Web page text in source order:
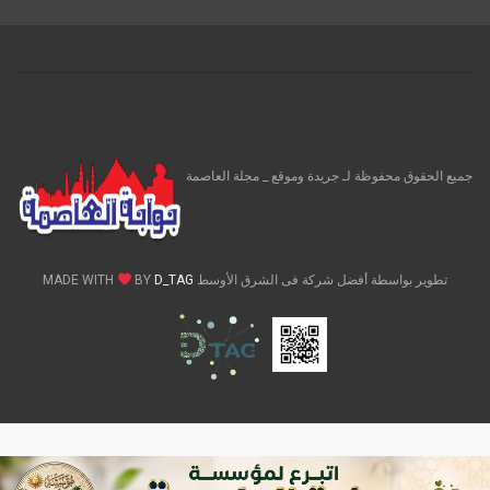
جميع الحقوق محفوظة لـ جريدة وموقع _ مجلة العاصمة
تطوير بواسطة أفضل شركة فى الشرق الأوسط MADE WITH BY D_TAG